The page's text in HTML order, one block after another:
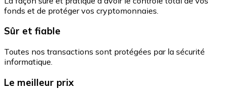
fonds et de protéger vos cryptomonnaies.
Sûr et fiable
Toutes nos transactions sont protégées par la sécurité
informatique.
Le meilleur prix